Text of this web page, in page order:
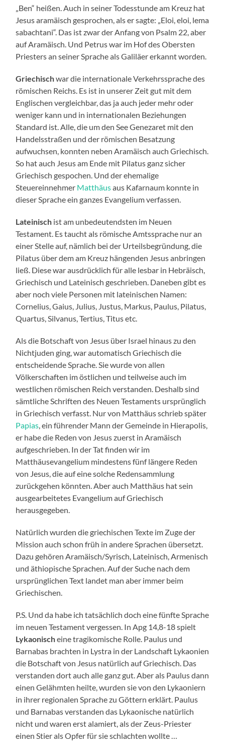
„Ben“ heißen. Auch in seiner Todesstunde am Kreuz hat
Jesus aramäisch gesprochen, als er sagte: „Eloi, eloi, lema
sabachtani“. Das ist zwar der Anfang von Psalm 22, aber
auf Aramäisch. Und Petrus war im Hof des Obersten
Priesters an seiner Sprache als Galiläer erkannt worden.
Griechischwar die internationale Verkehrssprache des
römischen Reichs. Es ist in unserer Zeit gut mit dem
Englischen vergleichbar, das ja auch jeder mehr oder
weniger kann und in internationalen Beziehungen
Standard ist. Alle, die um den See Genezaret mit den
Handelsstraßen und der römischen Besatzung
aufwuchsen, konnten neben Aramäisch auch Griechisch.
So hat auch Jesus am Ende mit Pilatus ganz sicher
Griechisch gespochen. Und der ehemalige
Steuereinnehmer Matthäusaus Kafarnaum konnte in
dieser Sprache ein ganzes Evangelium verfassen.
Lateinisch ist am unbedeutendsten im Neuen
Testament. Es taucht als römische Amtssprache nur an
einer Stelle auf, nämlich bei der Urteilsbegründung, die
Pilatus über dem am Kreuz hängenden Jesus anbringen
ließ. Diese war ausdrücklich für alle lesbar in Hebräisch,
Griechisch und Lateinisch geschrieben. Daneben gibt es
aber noch viele Personen mit lateinischen Namen:
Cornelius, Gaius, Julius, Justus, Markus, Paulus, Pilatus,
Quartus, Silvanus, Tertius, Titus etc.
Als die Botschaft von Jesus über Israel hinaus zu den
Nichtjuden ging, war automatisch Griechisch die
entscheidende Sprache. Sie wurde von allen
Völkerschaften im östlichen und teilweise auch im
westlichen römischen Reich verstanden. Deshalb sind
sämtliche Schriften des Neuen Testaments ursprünglich
in Griechisch verfasst. Nur von Matthäus schrieb später
Papias, ein führender Mann der Gemeinde in Hierapolis,
er habe die Reden von Jesus zuerst in Aramäisch
aufgeschrieben. In der Tat finden wir im
Matthäusevangelium mindestens fünf längere Reden
von Jesus, die auf eine solche Redensammlung
zurückgehen könnten. Aber auch Matthäus hat sein
ausgearbeitetes Evangelium auf Griechisch
herausgegeben.
Natürlich wurden die griechischen Texte im Zuge der
Mission auch schon früh in andere Sprachen übersetzt.
Dazu gehören Aramäisch/Syrisch, Lateinisch, Armenisch
und äthiopische Sprachen. Auf der Suche nach dem
ursprünglichen Text landet man aber immer beim
Griechischen.
P.S. Und da habe ich tatsächlich doch eine fünfte Sprache
im neuen Testament vergessen. In Apg 14,8-18 spielt
Lykaonischeine tragikomische Rolle. Paulus und
Barnabas brachten in Lystra in der Landschaft Lykaonien
die Botschaft von Jesus natürlich auf Griechisch. Das
verstanden dort auch alle ganz gut. Aber als Paulus dann
einen Gelähmten heilte, wurden sie von den Lykaoniern
in ihrer regionalen Sprache zu Göttern erklärt. Paulus
und Barnabas verstanden das Lykaonische natürlich
nicht und waren erst alamiert, als der Zeus-Priester
einen Stier als Opfer für sie schlachten wollte …